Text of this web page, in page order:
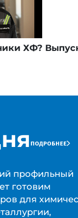
ХФ?
подробнее
профильный
готовим
для